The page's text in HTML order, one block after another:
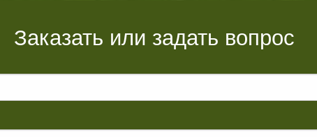
Заказать или задать вопрос